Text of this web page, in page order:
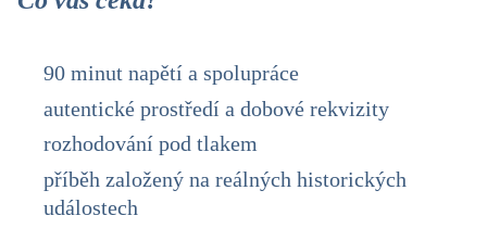
90 minut napětí a spolupráce
autentické prostředí a dobové rekvizity
rozhodování pod tlakem
příběh založený na reálných historických
událostech